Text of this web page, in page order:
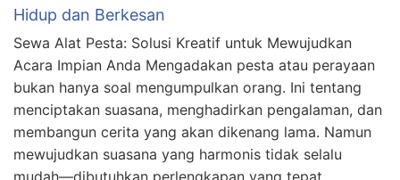
Hidup dan Berkesan
Sewa Alat Pesta: Solusi Kreatif untuk Mewujudkan
Acara Impian Anda Mengadakan pesta atau perayaan
bukan hanya soal mengumpulkan orang. Ini tentang
menciptakan suasana, menghadirkan pengalaman, dan
membangun cerita yang akan dikenang lama. Namun
mewujudkan suasana yang harmonis tidak selalu
mudah—dibutuhkan perlengkapan yang tepat,